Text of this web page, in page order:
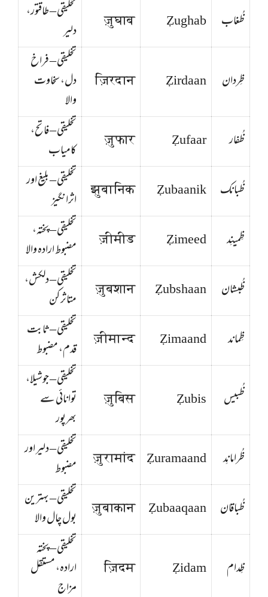
ظُغاب
Ẓughab
ज़ुघाब
تخلیقی – طاقتور،
دلیر
ظِردان Ẓirdaan
ज़िरदान
تخلیقی – فراخ
دل، سخاوت
والا
ظُفار
Ẓufaar
ज़ुफार
تخلیقی – فاتح،
کامیاب
ظُبانک
Ẓubaanik
झुबानिक
تخلیقی – بلیغ اور
اثرانگیز
ظِمینِد
Ẓimeed
ज़ीमीड
تخلیقی – پختہ،
مضبوط ارادہ والا
ظُبشان
Ẓubshaan
ज़ुबशान
تخلیقی – دلکش،
متاثر کن
ظِماند
Ẓimaand
ज़ीमान्द
تخلیقی – ثابت
قدم، مضبوط
ظُبیس Ẓubis
ज़ुबिस
تخلیقی – جوشیلا،
توانائی سے
بھرپور
ظُرامانِد
Ẓuramaand
ज़ुरामांद
تخلیقی – دلیر اور
مضبوط
ظُباقان
Ẓubaaqaan
ज़ुबाकान
تخلیقی – بہترین
بول چال والا
ظِدام Ẓidam
ज़िदम
تخلیقی – پختہ
ارادہ، مستقل
مزاج